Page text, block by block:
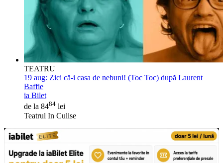
TEATRU
19 aug: Zici că-i casa de nebuni! (Toc Toc) după Laurent
Baffie
ia Bilet
de la 8484 lei
Teatrul In Culise